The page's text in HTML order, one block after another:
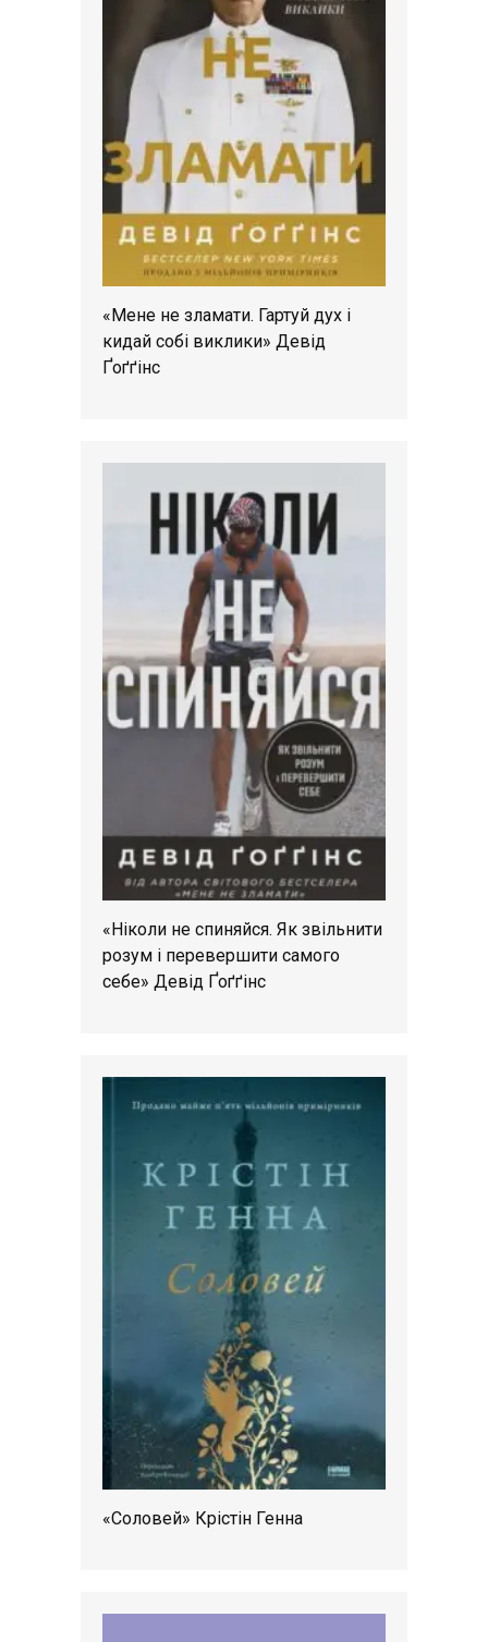
«Мене не зламати. Гартуй дух і
кидай собі виклики» Девід
Ґоґґінс
«Ніколи не спиняйся. Як звільнити
розум і перевершити самого
себе» Девід Ґоґґінс
«Соловей» Крістін Генна